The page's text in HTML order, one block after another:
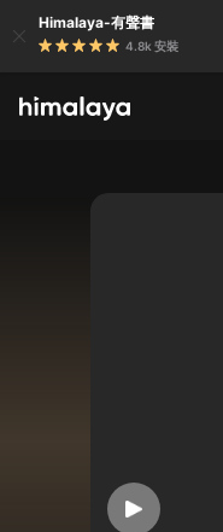
Himalaya-有聲書
4.8k 安裝